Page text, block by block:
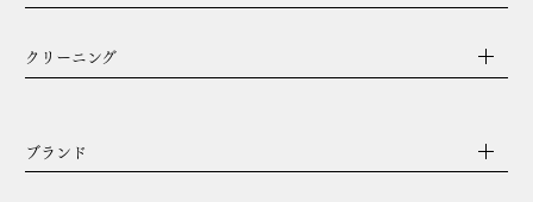
クリーニング
ブランド